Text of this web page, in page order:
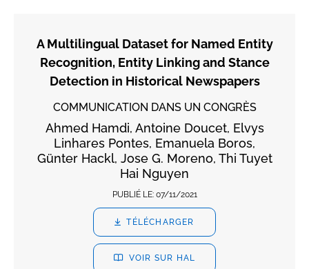
A Multilingual Dataset for Named Entity
Recognition, Entity Linking and Stance
Detection in Historical Newspapers
COMMUNICATION DANS UN CONGRÈS
Ahmed Hamdi, Antoine Doucet, Elvys
Linhares Pontes, Emanuela Boros,
Günter Hackl, Jose G. Moreno, Thi Tuyet
Hai Nguyen
PUBLIÉ LE: 07/11/2021
TÉLÉCHARGER
VOIR SUR HAL